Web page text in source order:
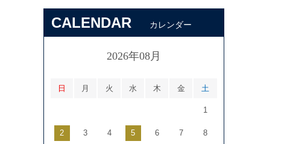
CALENDAR カレンダー
2026年08月
日 月 火 水 木 金 土
1
2 3 4 5 6 7 8